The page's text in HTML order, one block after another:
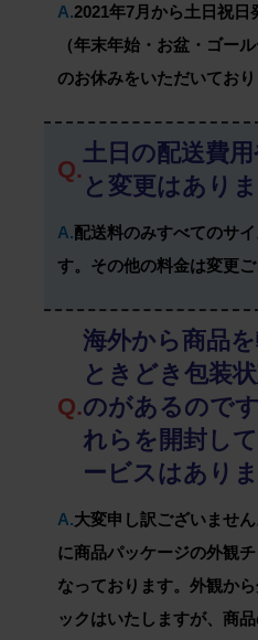
A.2021年7月から土日祝日
（年末年始・お盆・ゴー
のお休みをいただいており
Q.
土日の配送費
と変更はあり
A.配送料のみすべてのサ
す。その他の料金は変更ご
Q.
海外から商品
ときどき包装
のがあるので
れらを開封し
ービスはあり
A.大変申し訳ございませ
に商品パッケージの外観
なっております。外観か
ックはいたしますが、商